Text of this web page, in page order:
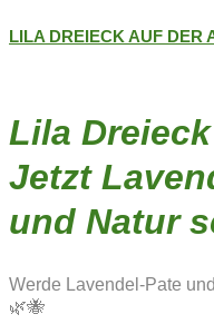
LILA DREIECK AUF DER
Lila
Jetzt
und Natur
Werde Lavendel-Pate
🌿🐝